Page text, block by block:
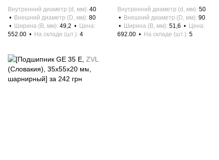
Внутренний диаметр (d, мм) 40
Внешний диаметр (D, мм) 80
Ширина (B, мм) 49,2
Цена
552.00
На складе (шт.) 4
Внутренний диаметр (d, мм) 50
Внешний диаметр (D, мм) 90
Ширина (B, мм) 51,6
Цена
692.00
На складе (шт.) 5